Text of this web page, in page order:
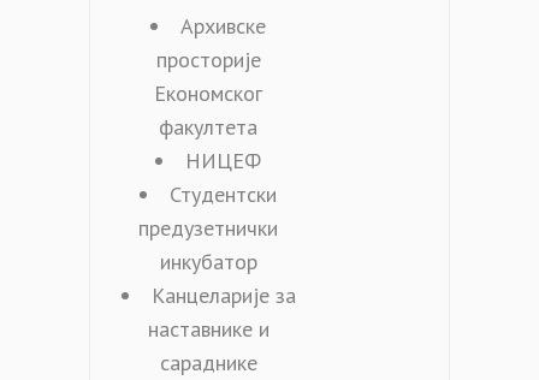
Архивске
просторије
Економског
факултета
НИЦЕФ
Студентски
предузетнички
инкубатор
Канцеларије за
наставнике и
сараднике